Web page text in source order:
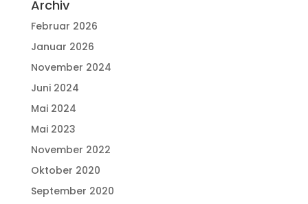
Archiv
Februar 2026
Januar 2026
November 2024
Juni 2024
Mai 2024
Mai 2023
November 2022
Oktober 2020
September 2020